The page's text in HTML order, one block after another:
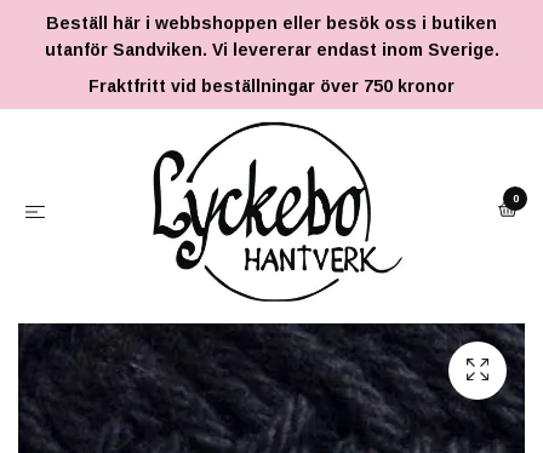
Beställ här i webbshoppen eller besök oss i butiken
utanför Sandviken. Vi levererar endast inom Sverige.
Fraktfritt vid beställningar över 750 kronor
0